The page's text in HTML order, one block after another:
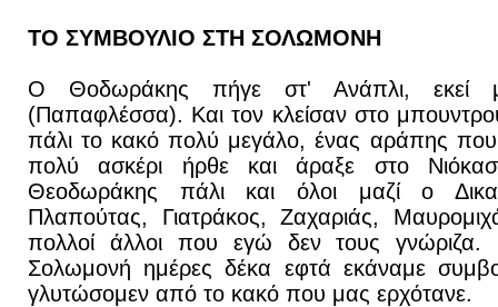
ΤΟ ΣΥΜΒΟΥΛΙΟ ΣΤΗ ΣΟΛΩΜΟΝΗ
Ο Θοδωράκης πήγε στ' Ανάπλι, εκεί
(Παπαφλέσσα). Και τον κλείσαν στο
πάλι το κακό πολύ μεγάλο, ένας αράπης
πολύ ασκέρι ήρθε και άραξε στο
Θεοδωράκης πάλι και όλοι μαζί ο
Πλαπούτας, Γιατράκος, Ζαχαριάς,
πολλοί άλλοι που εγώ δεν τους γνώριζα.
Σολωμονή ημέρες δέκα εφτά εκάναμε
γλυτώσομεν από το κακό που μας ερχότανε.